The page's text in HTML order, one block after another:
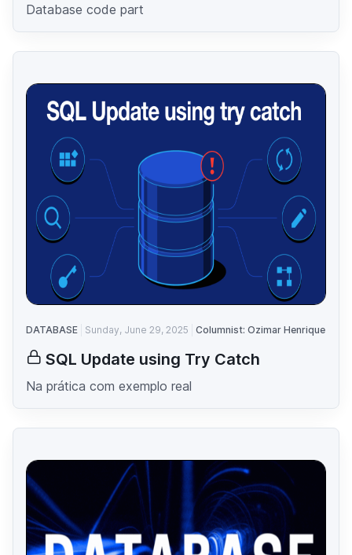
Database code part
DATABASE Sunday, June 29, 2025 Columnist: Ozimar Henrique
SQL Update using Try Catch
Na prática com exemplo real